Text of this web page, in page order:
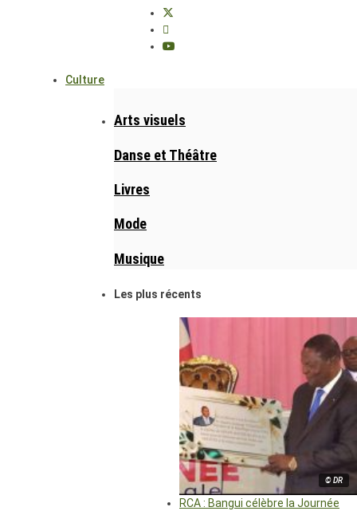
Culture
Arts visuels
Danse et Théâtre
Livres
Mode
Musique
Les plus récents
© DR
RCA : Bangui célèbre la Journée